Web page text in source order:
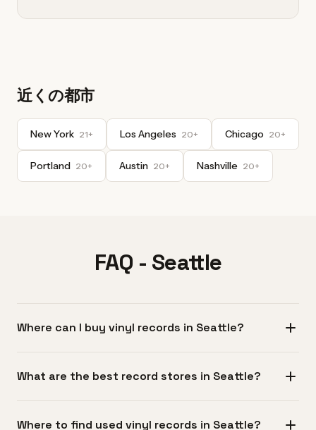
近くの都市
New York 21+ Los Angeles 20+ Chicago 20+
Portland 20+ Austin 20+ Nashville 20+
FAQ - Seattle
Where can I buy vinyl records in Seattle?
Hill（Pike/Pineコリドー）、University District（University
What are the best record stores in Seattle?
Where to find used vinyl records in Seattle?